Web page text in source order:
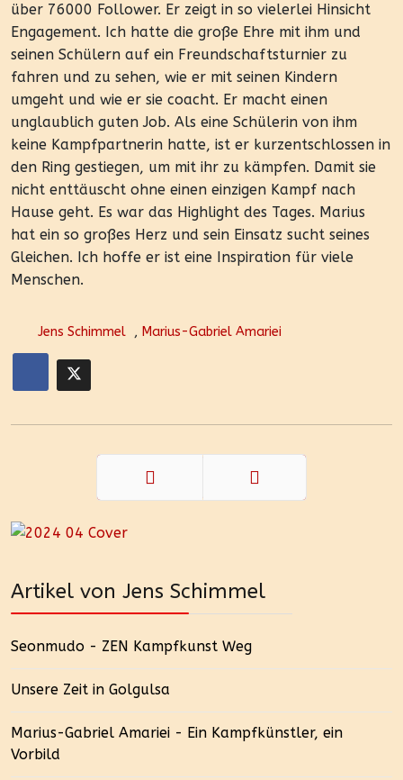
über 76000 Follower. Er zeigt in so vielerlei Hinsicht
Engagement. Ich hatte die große Ehre mit ihm und
seinen Schülern auf ein Freundschaftsturnier zu
fahren und zu sehen, wie er mit seinen Kindern
umgeht und wie er sie coacht. Er macht einen
unglaublich guten Job. Als eine Schülerin von ihm
keine Kampfpartnerin hatte, ist er kurzentschlossen in
den Ring gestiegen, um mit ihr zu kämpfen. Damit sie
nicht enttäuscht ohne einen einzigen Kampf nach
Hause geht. Es war das Highlight des Tages. Marius
hat ein so großes Herz und sein Einsatz sucht seines
Gleichen. Ich hoffe er ist eine Inspiration für viele
Menschen.
Jens Schimmel , Marius-Gabriel Amariei
Artikel von Jens Schimmel
Seonmudo - ZEN Kampfkunst Weg
Unsere Zeit in Golgulsa
Marius-Gabriel Amariei - Ein Kampfkünstler, ein
Vorbild